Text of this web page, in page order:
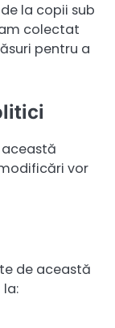
la copii sub
colectat
pentru a
vor
de această